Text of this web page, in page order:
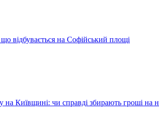
відбувається на Софійський площі
Київщині: чи справді збирають гроші на